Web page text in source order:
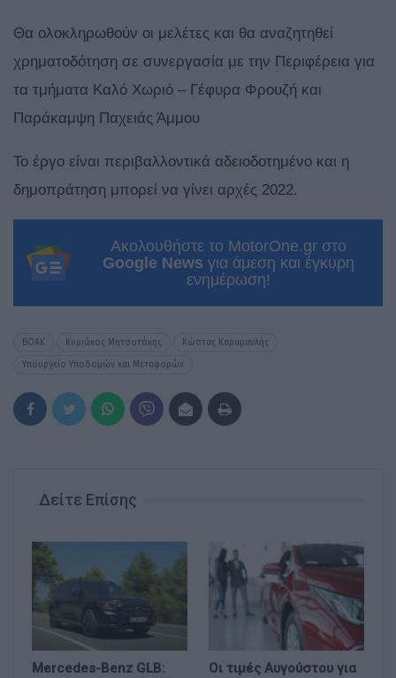
Θα ολοκληρωθούν οι μελέτες και θα αναζητηθεί
χρηματοδότηση σε συνεργασία με την Περιφέρεια για
τα τμήματα Καλό Χωριό – Γέφυρα Φρουζή και
Παράκαμψη Παχειάς Άμμου
Το έργο είναι περιβαλλοντικά αδειοδοτημένο και η
δημοπράτηση μπορεί να γίνει αρχές 2022.
Ακολουθήστε το MotorOne.gr στο
Google News για άμεση και έγκυρη
ενημέρωση!
ΒΟΑΚ Κυριάκος Μητσοτάκης Κώστας Καραμανλής
Υπουργείο Υποδομών και Μεταφορών
Δείτε Επίσης
Mercedes-Benz GLB:
Οι τιμές Αυγούστου για